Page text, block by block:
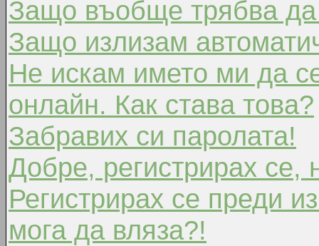
Защо въобще трябва да
Защо излизам
Не искам името ми да
онлайн. Как става това?
Забравих си паролата!
Добре, регистрирах се,
Регистрирах се преди
мога да вляза?!